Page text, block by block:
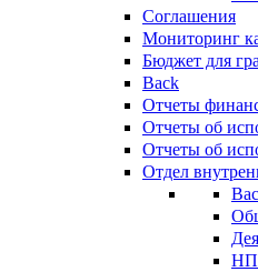
Соглашения
Мониторинг
Бюджет для
Back
Отчеты
Отчеты об
Отчеты об
Отдел